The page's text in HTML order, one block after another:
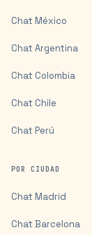
Chat México
Chat Argentina
Chat Colombia
Chat Chile
Chat Perú
POR CIUDAD
Chat Madrid
Chat Barcelona